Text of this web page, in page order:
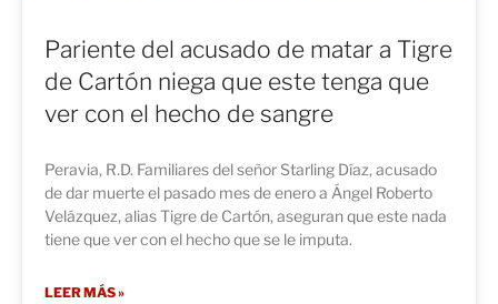
Pariente del acusado de matar a Tigre
de Cartón niega que este tenga que
ver con el hecho de sangre
Peravia, R.D. Familiares del señor Starling Díaz, acusado
de dar muerte el pasado mes de enero a Ángel Roberto
Velázquez, alias Tigre de Cartón, aseguran que este nada
tiene que ver con el hecho que se le imputa.
LEER MÁS »